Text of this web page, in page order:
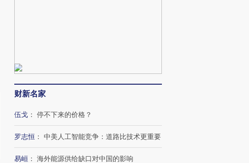
财新名家
伍戈 ： 停不下来的价格？
罗志恒 ： 中美人工智能竞争：道路比技术更重要
易峘 ： 海外能源供给缺口对中国的影响